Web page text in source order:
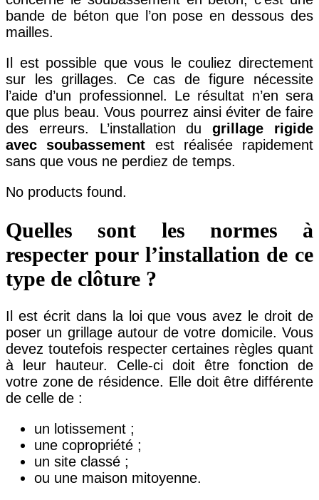
bande de béton que l’on pose en dessous des
mailles.
Il est possible que vous le couliez directement
sur les grillages. Ce cas de figure nécessite
l’aide d’un professionnel. Le résultat n’en sera
que plus beau. Vous pourrez ainsi éviter de faire
des erreurs. L’installation dugrillage rigide
avec soubassement est réalisée rapidement
sans que vous ne perdiez de temps.
No products found.
Quelles sont les normes à
respecter pour l’installation de ce
type de clôture ?
Il est écrit dans la loi que vous avez le droit de
poser un grillage autour de votre domicile. Vous
devez toutefois respecter certaines règles quant
à leur hauteur. Celle-ci doit être fonction de
votre zone de résidence. Elle doit être différente
de celle de :
un lotissement ;
une copropriété ;
un site classé ;
ou une maison mitoyenne.